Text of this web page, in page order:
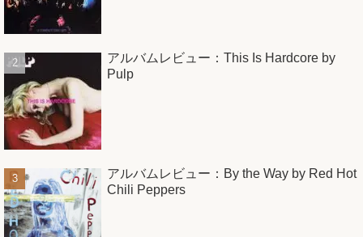
アルバムレビュー：This Is Hardcore by
Pulp
アルバムレビュー：By the Way by Red Hot
Chili Peppers